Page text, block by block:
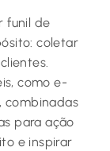
funil de
coletar
como e-
combinadas
para ação
e inspirar